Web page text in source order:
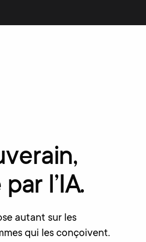
l’IA.
autant sur les
qui les conçoivent.